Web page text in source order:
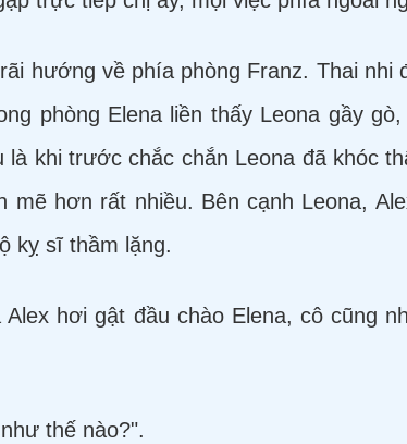
hướng về phía phòng Franz. Thai nhi
phòng Elena liền thấy Leona gầy
là khi trước chắc chắn Leona đã khóc
mẽ hơn rất nhiều. Bên cạnh Leona,
kỵ sĩ thầm lặng.
hơi gật đầu chào Elena, cô cũng
thế nào?".